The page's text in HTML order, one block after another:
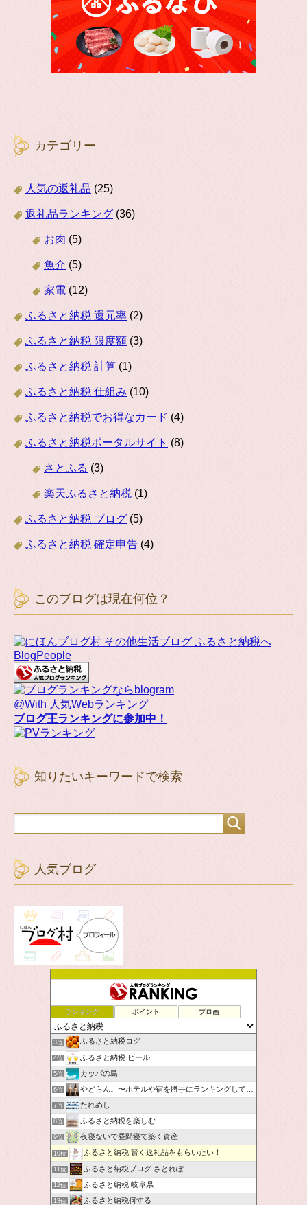
カテゴリー
人気の返礼品 (25)
返礼品ランキング (36)
お肉 (5)
魚介 (5)
家電 (12)
ふるさと納税 還元率 (2)
ふるさと納税 限度額 (3)
ふるさと納税 計算 (1)
ふるさと納税 仕組み (10)
ふるさと納税でお得なカード (4)
ふるさと納税ポータルサイト (8)
さとふる (3)
楽天ふるさと納税 (1)
ふるさと納税 ブログ (5)
ふるさと納税 確定申告 (4)
このブログは現在何位？
BlogPeople
@With 人気Webランキング
ブログ王ランキングに参加中！
知りたいキーワードで検索
人気ブログ
ランキング ポイント ブロ画
3位 ふるさと納税ログ
4位 ふるさと納税 ビール
5位 カッパの島
6位 やどらん。〜ホテルや宿を勝手にランキングしてみた〜
7位 たれめし
8位 ふるさと納税を楽しむ
9位 夜寝ないで昼間寝て築く資産
10位 ふるさと納税 賢く返礼品をもらいたい！
11位 ふるさと納税ブログ さとれぽ
12位 ふるさと納税 岐阜県
13位 ふるさと納税何する